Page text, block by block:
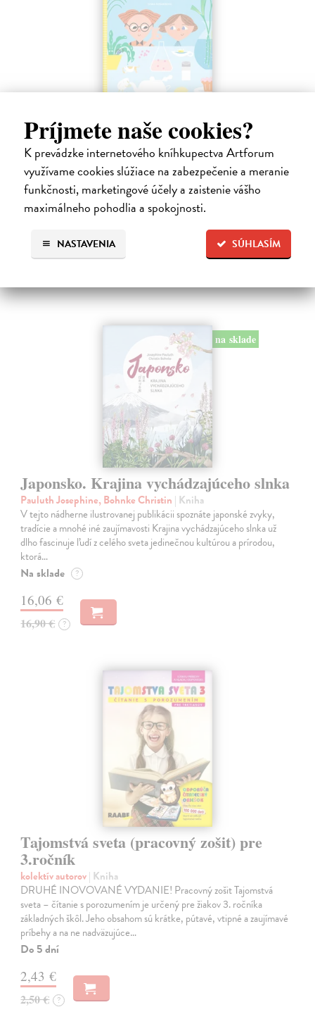
Príjmete naše cookies?
K prevádzke internetového kníhkupectva Artforum
využívame cookies slúžiace na zabezpečenie a meranie
funkčnosti, marketingové účely a zaistenie vášho
maximálneho pohodlia a spokojnosti.
SÚHLASÍM
NASTAVENIA
Profesor Tekvička a Števko v domácom
laboratóriu
Šušaníková Ivana| Kniha
Vedeli ste, že si doma môžete vyrobiť soľné šperky, vlastné jogurty,
recyklovaný papier aj dúhu? Vyskúšajte so svojimi deťmi tridsať
jednoduchých pokusov s bežnými predmetmi a materiálmi.
Na sklade ?
14,20 €
14,95 €
na sklade
Japonsko. Krajina vychádzajúceho slnka
Pauluth Josephine, Bohnke Christin | Kniha
V tejto nádherne ilustrovanej publikácii spoznáte japonské zvyky,
tradície a mnohé iné zaujímavosti Krajina vychádzajúceho slnka už
dlho fascinuje ľudí z celého sveta jedinečnou kultúrou a prírodou,
ktorá…
Na sklade ?
16,06 €
16,90 € ?
Tajomstvá sveta (pracovný zošit) pre
3.ročník
kolektív autorov| Kniha
DRUHÉ INOVOVANÉ VYDANIE! Pracovný zošit Tajomstvá
sveta – čítanie s porozumením je určený pre žiakov 3. ročníka
základných škôl. Jeho obsahom sú krátke, pútavé, vtipné a zaujímavé
príbehy a na ne nadväzujúce…
Do 5 dní
2,43 €
2,50 € ?